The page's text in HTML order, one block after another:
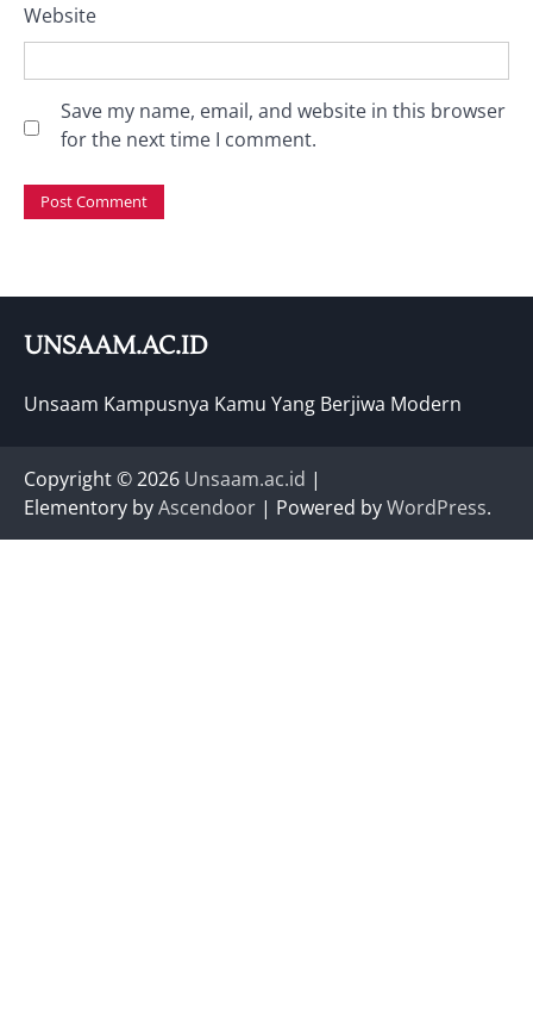
Website
Save my name, email, and website in this browser
for the next time I comment.
UNSAAM.AC.ID
Unsaam Kampusnya Kamu Yang Berjiwa Modern
Copyright © 2026 Unsaam.ac.id |
Elementory byAscendoor | Powered byWordPress.